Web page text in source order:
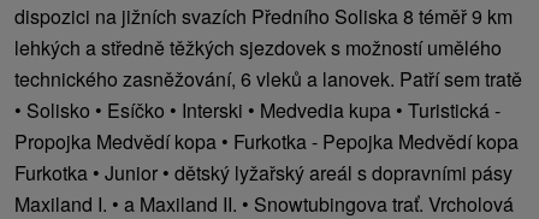
dispozici na jižních svazích Předního Soliska 8 téměř 9 km
lehkých a středně těžkých sjezdovek s možností umělého
technického zasněžování, 6 vleků a lanovek. Patří sem tratě
• Solisko • Esíčko • Interski • Medvedia kupa • Turistická -
Propojka Medvědí kopa • Furkotka - Pepojka Medvědí kopa
Furkotka • Junior • dětský lyžařský areál s dopravními pásy
Maxiland I. • a Maxiland II. • Snowtubingova trať. Vrcholová